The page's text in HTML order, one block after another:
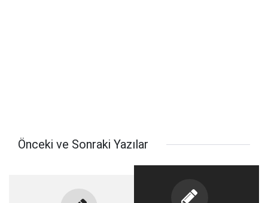
Önceki ve Sonraki Yazılar